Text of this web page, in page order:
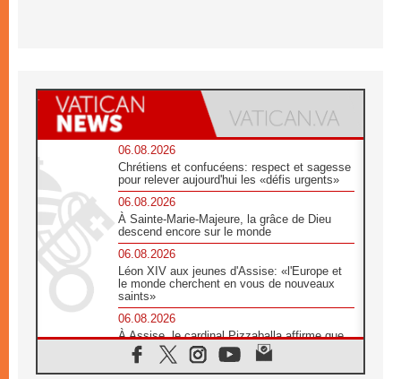
06.08.2026
Chrétiens et confucéens: respect et sagesse
pour relever aujourd'hui les «défis urgents»
06.08.2026
À Sainte-Marie-Majeure, la grâce de Dieu
descend encore sur le monde
06.08.2026
Léon XIV aux jeunes d'Assise: «l'Europe et
le monde cherchent en vous de nouveaux
saints»
06.08.2026
À Assise, le cardinal Pizzaballa affirme que
«les chrétiens veulent la paix»
06.08.2026